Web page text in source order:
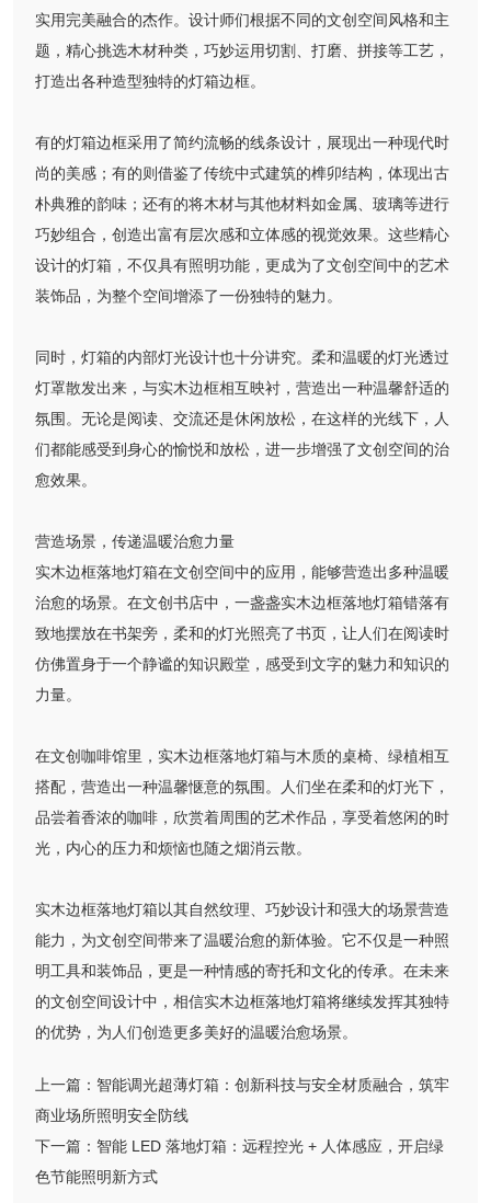
实用完美融合的杰作。设计师们根据不同的文创空间风格和主
题，精心挑选木材种类，巧妙运用切割、打磨、拼接等工艺，
打造出各种造型独特的灯箱边框。
有的灯箱边框采用了简约流畅的线条设计，展现出一种现代时
尚的美感；有的则借鉴了传统中式建筑的榫卯结构，体现出古
朴典雅的韵味；还有的将木材与其他材料如金属、玻璃等进行
巧妙组合，创造出富有层次感和立体感的视觉效果。这些精心
设计的灯箱，不仅具有照明功能，更成为了文创空间中的艺术
装饰品，为整个空间增添了一份独特的魅力。
同时，灯箱的内部灯光设计也十分讲究。柔和温暖的灯光透过
灯罩散发出来，与实木边框相互映衬，营造出一种温馨舒适的
氛围。无论是阅读、交流还是休闲放松，在这样的光线下，人
们都能感受到身心的愉悦和放松，进一步增强了文创空间的治
愈效果。
营造场景，传递温暖治愈力量
实木边框落地灯箱在文创空间中的应用，能够营造出多种温暖
治愈的场景。在文创书店中，一盏盏实木边框落地灯箱错落有
致地摆放在书架旁，柔和的灯光照亮了书页，让人们在阅读时
仿佛置身于一个静谧的知识殿堂，感受到文字的魅力和知识的
力量。
在文创咖啡馆里，实木边框落地灯箱与木质的桌椅、绿植相互
搭配，营造出一种温馨惬意的氛围。人们坐在柔和的灯光下，
品尝着香浓的咖啡，欣赏着周围的艺术作品，享受着悠闲的时
光，内心的压力和烦恼也随之烟消云散。
实木边框落地灯箱以其自然纹理、巧妙设计和强大的场景营造
能力，为文创空间带来了温暖治愈的新体验。它不仅是一种照
明工具和装饰品，更是一种情感的寄托和文化的传承。在未来
的文创空间设计中，相信实木边框落地灯箱将继续发挥其独特
的优势，为人们创造更多美好的温暖治愈场景。
上一篇： 智能调光超薄灯箱：创新科技与安全材质融合，筑牢
商业场所照明安全防线
下一篇： 智能 LED 落地灯箱：远程控光 + 人体感应，开启绿
色节能照明新方式